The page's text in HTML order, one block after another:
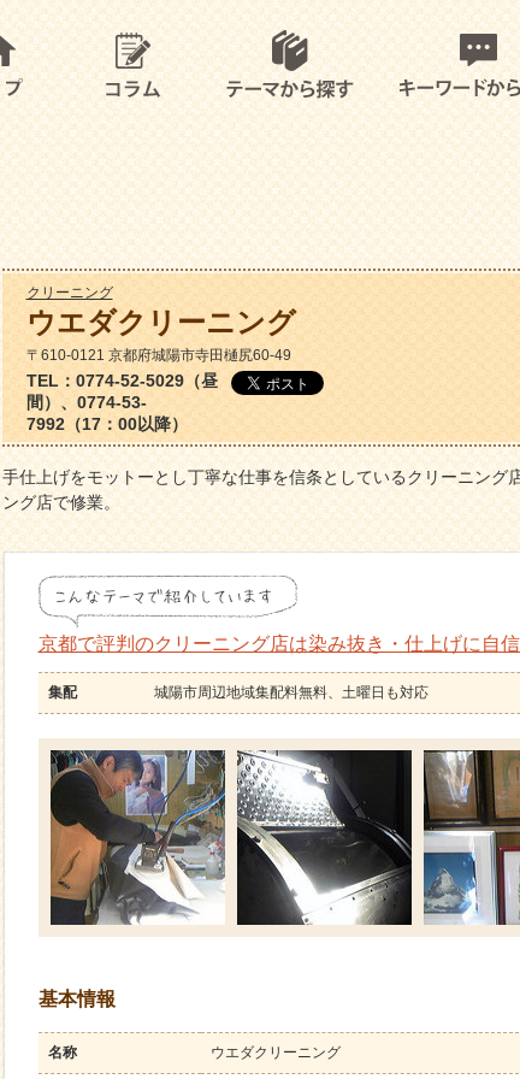
クリーニング
ウエダクリーニング
〒610-0121 京都府城陽市寺田樋尻60-49
TEL：0774-52-5029（昼
間）、0774-53-
7992（17：00以降）
手仕上げをモットーとし丁寧な仕事を信条としているクリーニング
ング店で修業。
京都で評判のクリーニング店は染み抜き・仕上げに自
集配 城陽市周辺地域集配料無料、土曜日も対応
基本情報
名称 ウエダクリーニング